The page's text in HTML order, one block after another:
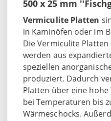
500 x 25 mm
Vermiculite Platten
in Kaminöfen oder im
Die Vermiculite
werden aus
speziellen
produziert. Dadurch
Platten über eine
bei Temperaturen bis
Wärmeschocks.